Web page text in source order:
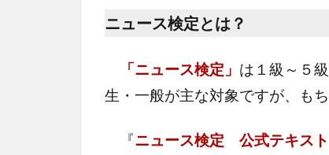
ニュース検定とは？
「ニュース検定」 は１級～５
生・一般が主な対象ですが、も
『ニュース検定 公式テキスト